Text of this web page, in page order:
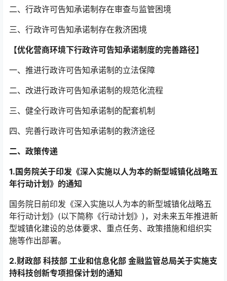
二、行政许可告知承诺制存在审查与监管困境
三、行政许可告知承诺制存在救济困境
【优化营商环境下行政许可告知承诺制度的完善路径】
一、推进行政许可告知承诺制的立法保障
二、改进行政许可告知承诺制的规范化流程
三、健全行政许可告知承诺制的配套机制
四、完善行政许可告知承诺制的救济途径
二、政策传递
1.国务院关于印发《深入实施以人为本的新型城镇化战略五
年行动计划》的通知
国务院日前印发《深入实施以人为本的新型城镇化战略五
年行动计划》(以下简称《行动计划》)，对未来五年推进新
型城镇化建设的总体要求、重点任务、政策措施和组织实
施等作出部署。
2.财政部 科技部 工业和信息化部 金融监管总局关于实施支
持科技创新专项担保计划的通知